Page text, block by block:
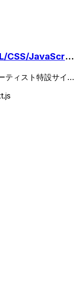
CSS/JavaScrip
ティスト特設サイト
を用いて、デザイ
ン再現性が求めら
・保守やアップデ
デザインに忠実な
調整、リリース対
ジ程度の中規模静
構築できること、
Node/npmやタス
を使った開発経
ート制作やNext.j
を用いたローカル